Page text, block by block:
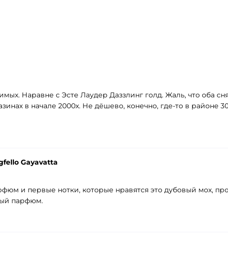
Наравне с Эсте Лаудер Даззлинг голд. Жаль, что оба
в начале 2000х. Не дёшево, конечно, где-то в
Gayavatta
и первые нотки, которые нравятся это дубовый мох,
парфюм.